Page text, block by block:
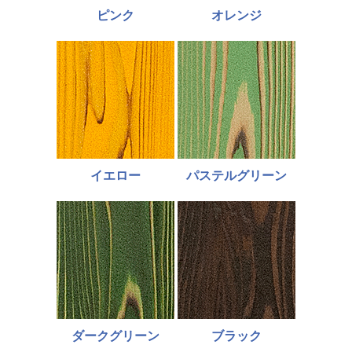
ピンク オレンジ
イエロー パステルグリーン
ダークグリーン ブラック